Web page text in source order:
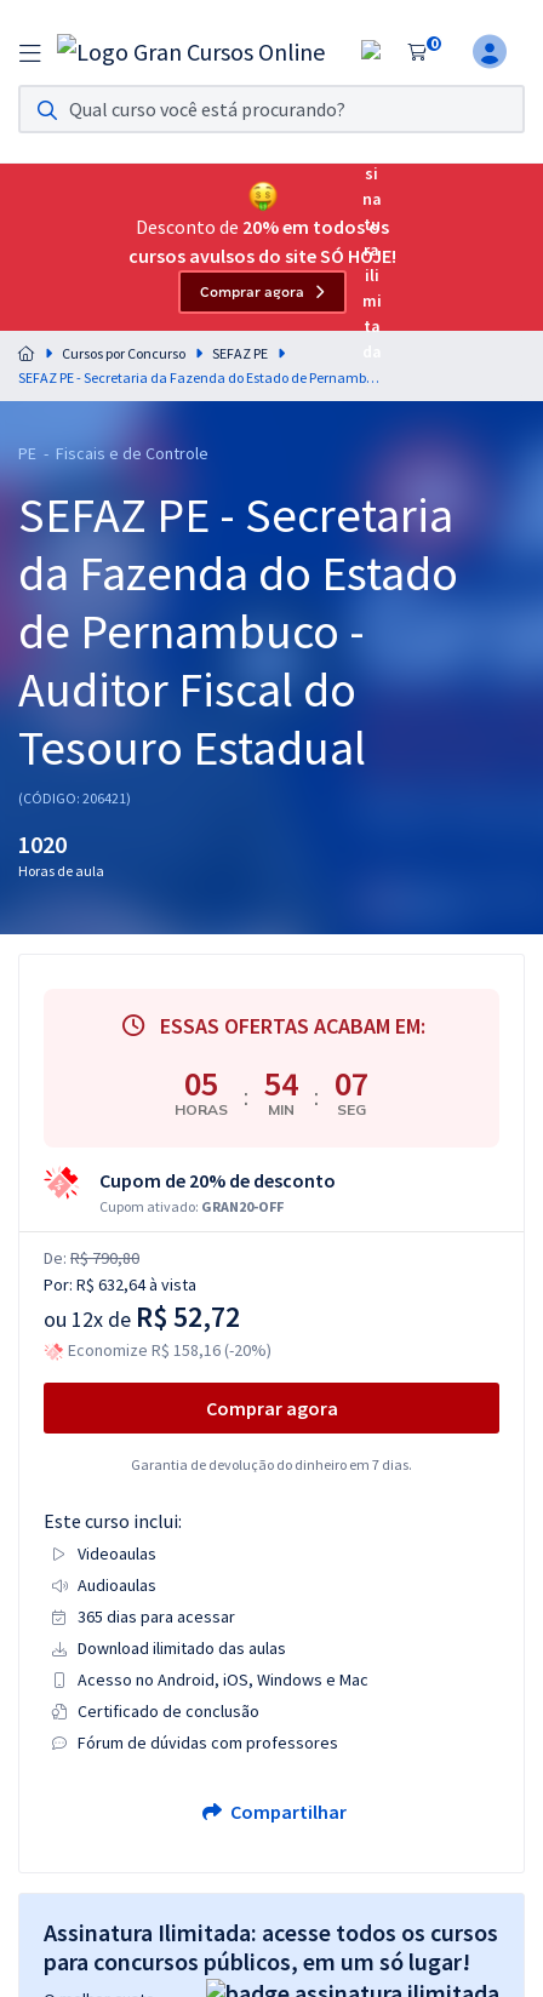
0
Assinatura Ilimitada 11
Acesso a todos os cursos. Teste grátis por 7 dias!
Assinatura OAB Até Passar
Acesso ilimitado a toda preparação para o Exame da
Residências Multiprofissionais
Preparação completa e intensiva para as principais
residências em saúde do Brasil
Cursos 20% OFF
Pós
Graduação
OAB
Questões grátis
Conteúdo gratuito
Aprovados
Desconto de 20% em todos os
cursos avulsos do site SÓ HOJE!
Comprar agora
Cursos por Concurso
SEFAZ PE
SEFAZ PE - Secretaria da Fazenda do Estado de Pernambuco - Auditor Fiscal do Tesouro Estadual
PE - Fiscais e de Controle
SEFAZ PE - Secretaria
da Fazenda do Estado
de Pernambuco -
Auditor Fiscal do
Tesouro Estadual
(CÓDIGO: 206421)
1020
Horas de aula
ESSAS OFERTAS ACABAM EM:
05
HORAS : 54
MIN : 06
SEG
Cupom de 20% de desconto
Cupom ativado: GRAN20-OFF
De: R$ 790,80
Por: R$ 632,64à vista
ou 12x de R$ 52,72
Economize R$ 158,16 (-20%)
Comprar agora
Garantia de devolução do dinheiro em 7 dias.
Este curso inclui:
Videoaulas
Audioaulas
365 dias para acessar
Download ilimitado das aulas
Acesso no Android, iOS, Windows e Mac
Certificado de conclusão
Fórum de dúvidas com professores
Compartilhar
Assinatura Ilimitada: acesse todos os cursos
para concursos públicos, em um só lugar!